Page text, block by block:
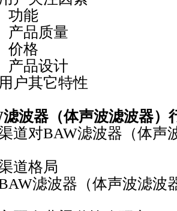
能
质量
格
设计
其它特性
波器（体声波滤波器）
对BAW滤波器（体声
道格局
滤波器（体声波滤波